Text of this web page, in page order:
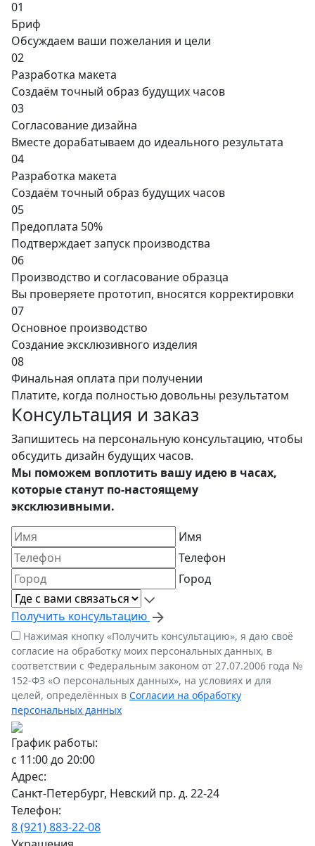
01
Бриф
Обсуждаем ваши пожелания и цели
02
Разработка макета
Создаём точный образ будущих часов
03
Согласование дизайна
Вместе дорабатываем до идеального результата
04
Разработка макета
Создаём точный образ будущих часов
05
Предоплата 50%
Подтверждает запуск производства
06
Производство и согласование образца
Вы проверяете прототип, вносятся корректировки
07
Основное производство
Создание эксклюзивного изделия
08
Финальная оплата при получении
Платите, когда полностью довольны результатом
Консультация и заказ
Запишитесь на персональную консультацию, чтобы
обсудить дизайн будущих часов.
Мы поможем воплотить вашу идею в часах,
которые станут по-настоящему
эксклюзивными.
Имя
Телефон
Город
Получить консультацию
Нажимая кнопку «Получить консультацию», я даю своё
согласие на обработку моих персональных данных, в
соответствии с Федеральным законом от 27.07.2006 года №
152-ФЗ «О персональных данных», на условиях и для
целей, определённых в Согласии на обработку
персональных данных
График работы:
с 11:00 до 20:00
Адрес:
Санкт-Петербург, Невский пр. д. 22-24
Телефон:
8 (921) 883-22-08